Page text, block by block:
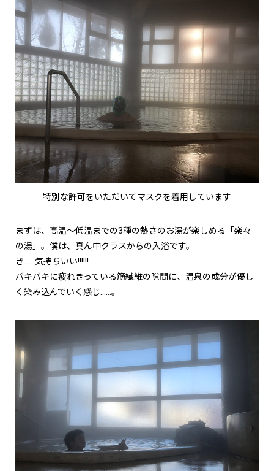
特別な許可をいただいてマスクを着用しています
まずは、高温～低温までの3種の熱さのお湯が楽しめる「楽々
の湯」。僕は、真ん中クラスからの入浴です。
き……気持ちいい!!!!!!
バキバキに疲れきっている筋繊維の隙間に、温泉の成分が優し
く染み込んでいく感じ……。